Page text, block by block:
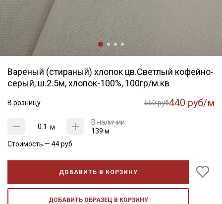
Вареный (стираный) хлопок цв.Светлый кофейно-
серый, ш.2.5м, хлопок-100%, 100гр/м.кв
В розницу 550 руб440 руб/м
м
В наличии
139 м
Стоимость — 44руб
ДОБАВИТЬ В КОРЗИНУ
ДОБАВИТЬ ОБРАЗЕЦ В КОРЗИНУ